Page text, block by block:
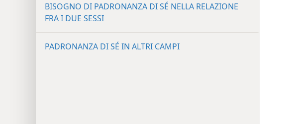
BISOGNO DI PADRONANZA DI SÉ NELLA RELAZIONE
FRA I DUE SESSI
PADRONANZA DI SÉ IN ALTRI CAMPI